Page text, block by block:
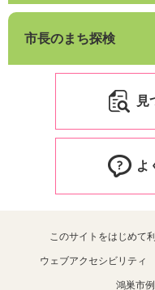
市長のまち探検
見
よ
このサイトをはじめて
ウェブアクセシビリティ
鴻巣市